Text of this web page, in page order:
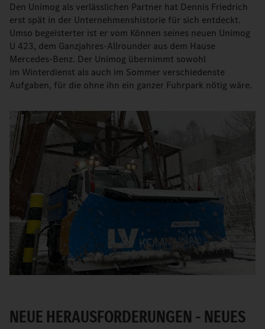
Den Unimog als verlässlichen Partner hat Dennis Friedrich
erst spät in der Unternehmenshistorie für sich entdeckt.
Umso begeisterter ist er vom Können seines neuen Unimog
U 423, dem Ganzjahres-Allrounder aus dem Hause
Mercedes-Benz. Der Unimog übernimmt sowohl
im Winterdienst als auch im Sommer verschiedenste
Aufgaben, für die ohne ihn ein ganzer Fuhrpark nötig wäre.
NEUE HERAUSFORDERUNGEN – NEUES